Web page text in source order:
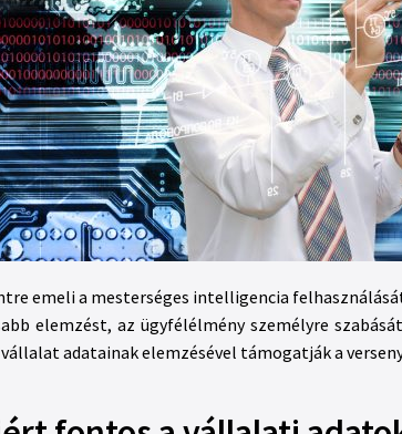
emeli a mesterséges intelligencia
elemzést, az ügyfélélmény személyre
adatainak elemzésével támogatják a